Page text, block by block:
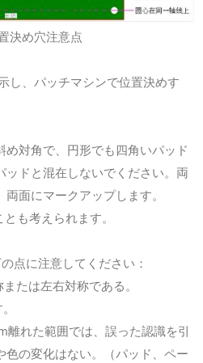
決め穴注意点
し、パッチマシンで位置決めす
対角で、円形でも四角いパッド
ッドと混在しないでください。両
面にマークアップします。
も考えられます。
点に注意してください：
たは左右対称である。
離れた範囲では、誤った認識を引
色の変化はない。（パッド、ペー